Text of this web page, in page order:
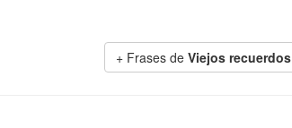
+ Frases de Viejos recuerdos